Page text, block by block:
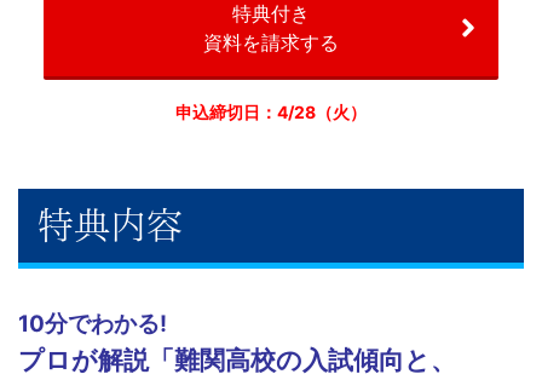
特典付き
資料を請求する
申込締切日：4/28（火）
特典内容
10分でわかる!
プロが解説「難関高校の入試傾向と、